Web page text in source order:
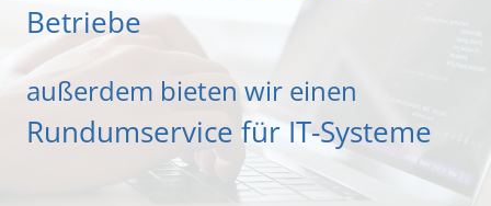
Betriebe
außerdem bieten wir einen
Rundumservice für IT-Systeme